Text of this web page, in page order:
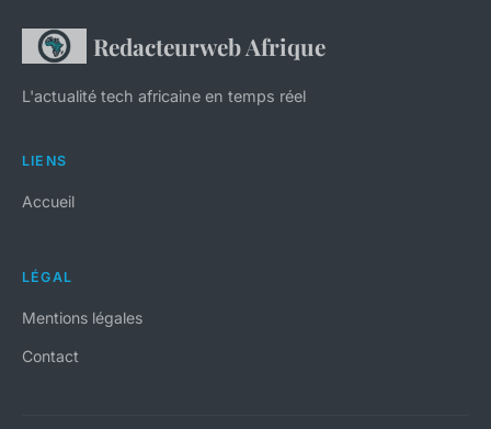
Redacteurweb Afrique
L'actualité tech africaine en temps réel
LIENS
Accueil
LÉGAL
Mentions légales
Contact